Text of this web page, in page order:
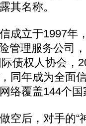
其名称。
立于1997年
管理服务公司
债权人协会，
同年成为全面
络覆盖144个
后，对手的“